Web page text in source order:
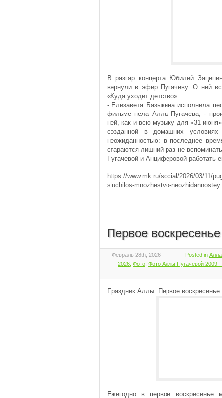
В разгар концерта Юбилей
вернули в эфир Пугачеву. О ней
«Куда уходит детство».
- Елизавета Базыкина исполнила
фильме пела Алла Пугачева, -
ней, как и всю музыку для «31
созданной в домашних условиях
неожиданностью: в последнее
стараются лишний раз не
Пугачевой и Анциферовой
https://www.mk.ru/social/2026/03/11/
sluchilos-mnozhestvo-
Первое
Февраль 28th, 2026 Posted in Алла
2026 Фото Фото Аллы Пугачевой 2009 -
Праздник Аллы. Первое
Ежегодно в первое воскресенье